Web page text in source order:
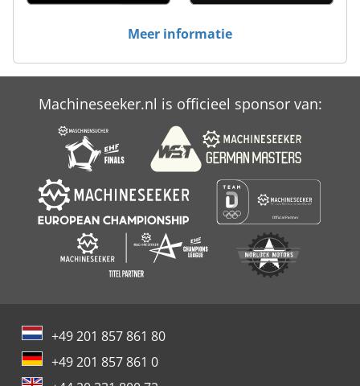
Atlas Copco Ga 90
Atlas Copco Ga 90 Ff
Atlas Copco Xas 45
Meer informatie
Machineseeker.nl is officieel sponsor van:
+49 201 857 861 80
+49 201 857 861 0